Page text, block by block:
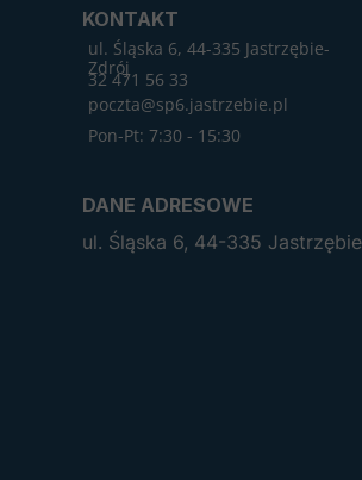
Pon-Pt: 7:30 - 15:30
poczta@sp6.jastrzebie.pl
32 471 56 33
ul. Śląska 6, 44-335 Jastrzębie-
Zdrój
ul. Śląska 6, 44-335
DANE ADRESOWE
KONTAKT